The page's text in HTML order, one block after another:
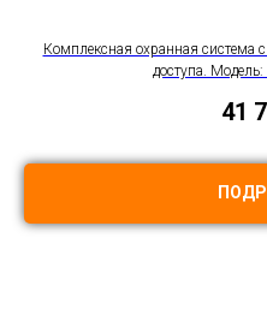
Комплексная охранная система
доступа.
41